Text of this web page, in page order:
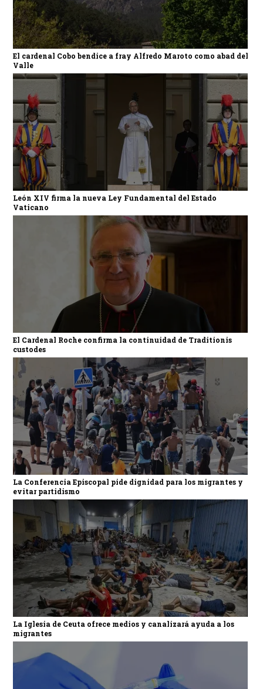
El cardenal Cobo bendice a fray Alfredo Maroto como abad del
Valle
León XIV firma la nueva Ley Fundamental del Estado
Vaticano
El Cardenal Roche confirma la continuidad de Traditionis
custodes
La Conferencia Episcopal pide dignidad para los migrantes y
evitar partidismo
La Iglesia de Ceuta ofrece medios y canalizará ayuda a los
migrantes